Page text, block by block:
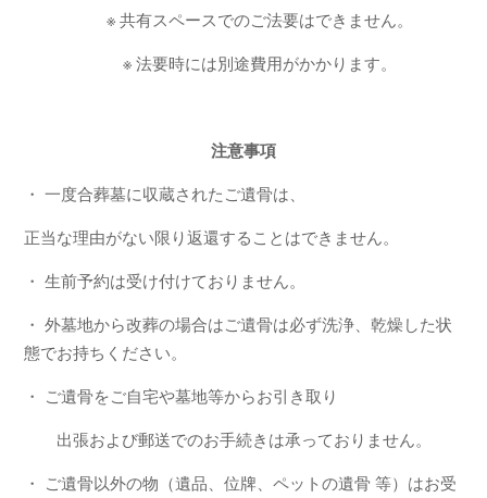
※ 共有スペースでのご法要はできません。
※ 法要時には別途費用がかかります。
注意事項
・ 一度合葬墓に収蔵されたご遺骨は、
正当な理由がない限り返還することはできません。
・ 生前予約は受け付けておりません。
・ 外墓地から改葬の場合はご遺骨は必ず洗浄、乾燥した状
態でお持ちください。
・ ご遺骨をご自宅や墓地等からお引き取り
出張および郵送でのお手続きは承っておりません。
・ ご遺骨以外の物（遺品、位牌、ペットの遺骨 等）はお受